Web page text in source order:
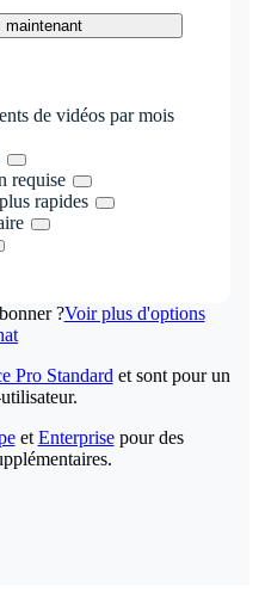
maintenant
de vidéos par mois
requise
rapides
?Voir plus d'options
Pro Standard et sont pour un
et Enterprisepour des